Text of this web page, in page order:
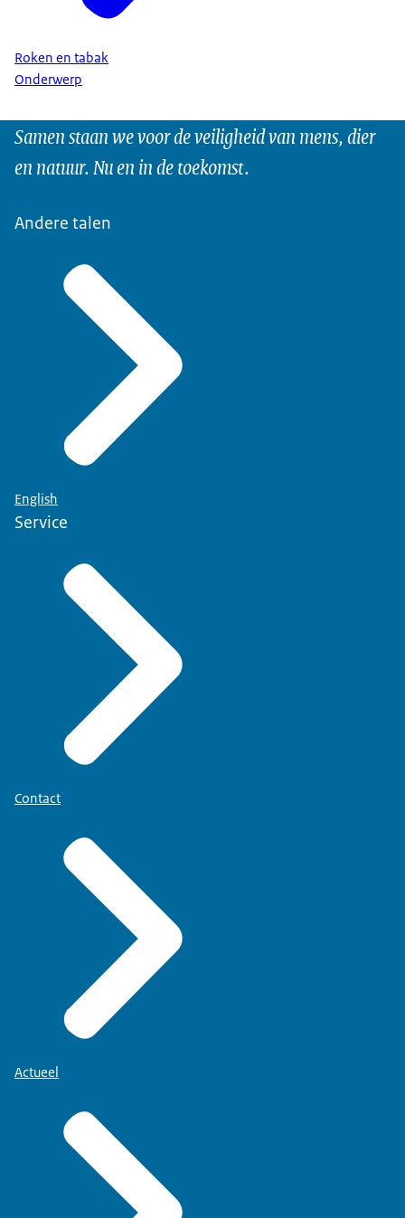
Roken en tabak
Onderwerp
Samen staan we voor de veiligheid van mens, dier
en natuur. Nu en in de toekomst.
Andere talen
English
Service
Contact
Actueel